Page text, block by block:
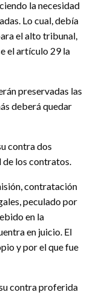
la necesidad
Lo cual, debía
el alto tribunal,
el artículo 29 la
preservadas las
deberá quedar
contra dos
de los contratos.
contratación
peculado por
en la
en juicio. El
y por el que fue
contra proferida